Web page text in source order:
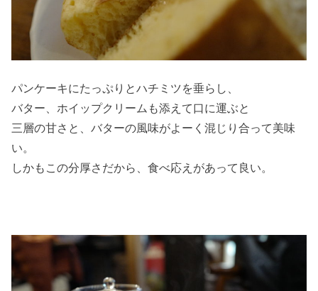
パンケーキにたっぷりとハチミツを垂らし、
バター、ホイップクリームも添えて口に運ぶと
三層の甘さと、バターの風味がよーく混じり合って美味
い。
しかもこの分厚さだから、食べ応えがあって良い。